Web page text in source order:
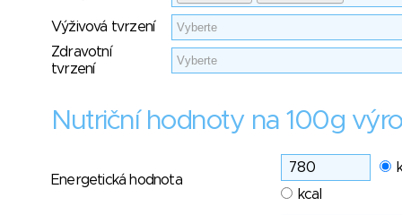
Výživová tvrzení
Zdravotní
tvrzení
Nutriční hodnoty na 100g
Energetická hodnota
kcal